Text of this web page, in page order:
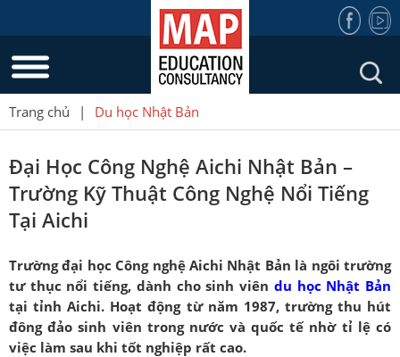
Trang chủ | Du học Nhật Bản
Đại Học Công Nghệ Aichi Nhật Bản –
Trường Kỹ Thuật Công Nghệ Nổi Tiếng
Tại Aichi
Trường đại học Công nghệ Aichi Nhật Bản là ngôi trường
tư thục nổi tiếng, dành cho sinh viên du học Nhật Bản
tại tỉnh Aichi. Hoạt động từ năm 1987, trường thu hút
đông đảo sinh viên trong nước và quốc tế nhờ tỉ lệ có
việc làm sau khi tốt nghiệp rất cao.